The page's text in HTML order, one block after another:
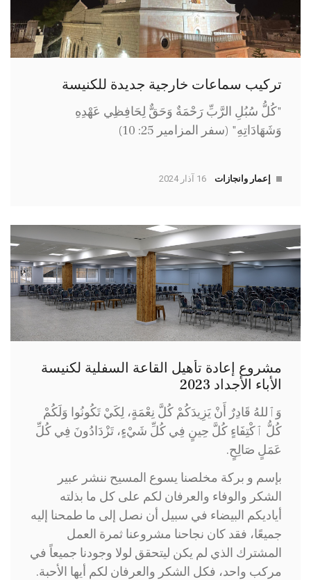
تركيب سماعات خارجية جديدة للكنيسة
"كُلُّ سُبُلِ الرَّبِّ رَحْمَةٌ وَحَقٌّ لِحَافِظِي عَهْدِهِ
وَشَهَادَاتِهِ" (سفر المزامير 25: 10)
إعمار وانجازات 16 آذار 2024
مشروع إعادة تأهيل القاعة السفلية لكنيسة
الأباء الأجداد 2023
وَٱللهُ قَادِرٌ أَنْ يَزِيدَكُمْ كُلَّ نِعْمَةٍ، لِكَيْ تَكُونُوا وَلَكُمْ
كُلُّ ٱكْتِفَاءٍ كُلَّ حِينٍ فِي كُلِّ شَيْءٍ، تَزْدَادُونَ فِي كُلِّ
عَمَلٍ صَالِحٍ.
بإسم و بركة مخلصنا يسوع المسيح ننشر عبير
الشكر والوفاء والعرفان لكم على كل ما بذلته
أياديكم البيضاء في سبيل أن نصل إلى ما طمحنا إليه
جميعًا، فقد كان نجاحنا مشروعنا ثمرة العمل
المشترك الذي لم يكن ليتحقق لولا وجودنا جميعاً في
مركب واحد، فكل الشكر والعرفان لكم أيها الأحبة.